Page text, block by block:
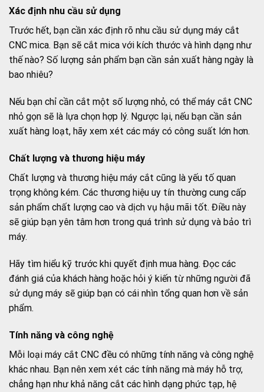
Xác định nhu cầu sử dụng
Trước hết, bạn cần xác định rõ nhu cầu sử dụng máy cắt
CNC mica. Bạn sẽ cắt mica với kích thước và hình dạng như
thế nào? Số lượng sản phẩm bạn cần sản xuất hàng ngày là
bao nhiêu?
Nếu bạn chỉ cần cắt một số lượng nhỏ, có thể máy cắt CNC
nhỏ gọn sẽ là lựa chọn hợp lý. Ngược lại, nếu bạn cần sản
xuất hàng loạt, hãy xem xét các máy có công suất lớn hơn.
Chất lượng và thương hiệu máy
Chất lượng và thương hiệu máy cắt cũng là yếu tố quan
trọng không kém. Các thương hiệu uy tín thường cung cấp
sản phẩm chất lượng cao và dịch vụ hậu mãi tốt. Điều này
sẽ giúp bạn yên tâm hơn trong quá trình sử dụng và bảo trì
máy.
Hãy tìm hiểu kỹ trước khi quyết định mua hàng. Đọc các
đánh giá của khách hàng hoặc hỏi ý kiến từ những người đã
sử dụng máy sẽ giúp bạn có cái nhìn tổng quan hơn về sản
phẩm.
Tính năng và công nghệ
Mỗi loại máy cắt CNC đều có những tính năng và công nghệ
khác nhau. Bạn nên xem xét các tính năng mà máy hỗ trợ,
chẳng hạn như khả năng cắt các hình dạng phức tạp, hệ